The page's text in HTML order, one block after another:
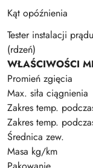
Kąt opóźnienia
Tester instalacji
(rdzeń)
WŁAŚCIWOŚCI
Promień zgięcia
Max. siła ciągnienia
Zakres temp.
Zakres temp.
Średnica zew.
Masa kg/km